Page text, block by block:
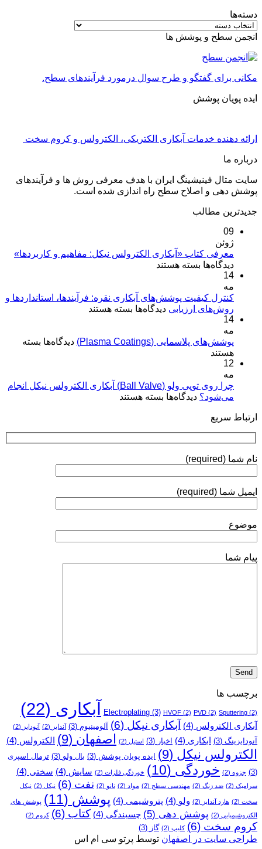
دسته‌ها
دسته‌ها
انجمن سطح و پوشش ها
مکانی برای گفتگو و طرح سوال درمورد فرآیندهای سطح.
ایده پویان پوشش
ارائه دهنده خدمات آبکاری الکتریکی، الکترولس و کروم سخت
درباره ما
سایت متال فینیشینگ ایران با هدف معرفی روش ها و فرآیندهای
پوشش دهی و اصلاح سطح راه اندازی شده است.
جدیدترین مطالب
09
ژوئن
معرفی کتاب «آبکاری الکترولس نیکل: مفاهیم و کاربردها»
دیدگاه‌ها برای
«آبکاری
الکترولس
و
بسته هستند
14
مه
کنترل کیفیت پوشش‌های آبکاری نقره: فرآیندها، استانداردها و
روش‌های ارزیابی دیدگاه‌ها برای
پوشش‌های
استانداردها
و
بسته هستند
14
مه
پوشش‌های پلاسمایی (Plasma Coatings)
دیدگاه‌ها برای
Coatings)
بسته
هستند
12
مه
چرا روی توپی‌ ولو (Ball Valve) آبکاری الکترولس نیکل انجام
می‌شود؟ دیدگاه‌ها برای
ولو
نیکل
بسته هستند
ارتباط سریع
نام شما (required)
ایمیل شما (required)
موضوع
پیام شما
برچسب ها
Electroplating (3) HVOF (2) PVD (2) Sputtering (2) آبکاری (22)
آبکاری الکترولس (4) آبکاری نیکل (6) آلومینیوم (3) آندایز (2) آنودایز (2)
آنودایزینگ (3) ابکاری (4) اخبار (3) استیل (2) اصفهان (9) الکترولس (4)
الکترولس نیکل (9) ایده پویان پوشش (3) بال ولو (3)
ترمال اسپری
(3)
جزوه (2) خوردگی (10) خوردگی فلزات (2) سایش (4) سختی (4)
سرامیک (2) ضد زنگ (2) مهندسی سطح (2) مواد (2) نانو (2) نفت (6) نیکل (2) نیکل
سخت (2) هارد آندایز (2) ولو (4) پتروشیمی (4) پوشش (11)
پوشش­ های
الکتروشیمیایی (2) پوشش دهی (5) چسبندگی (4) کتاب (6) کروم (2)
کروم سخت (6) کلیپ (2) گاز (3)
طراحی سایت در اصفهان توسط پرتو سی ام اس